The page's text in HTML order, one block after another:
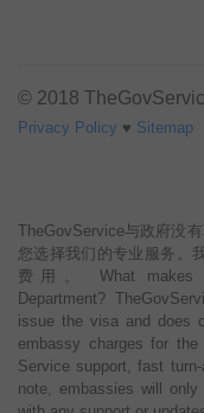
© 2018
Privacy Policy ♥ Sitemap
TheGovService与政府没
您选择我们的专业服务。
费用。 What makes
Department?
issue the visa and does
embassy charges for
Service support, fast
note, embassies will